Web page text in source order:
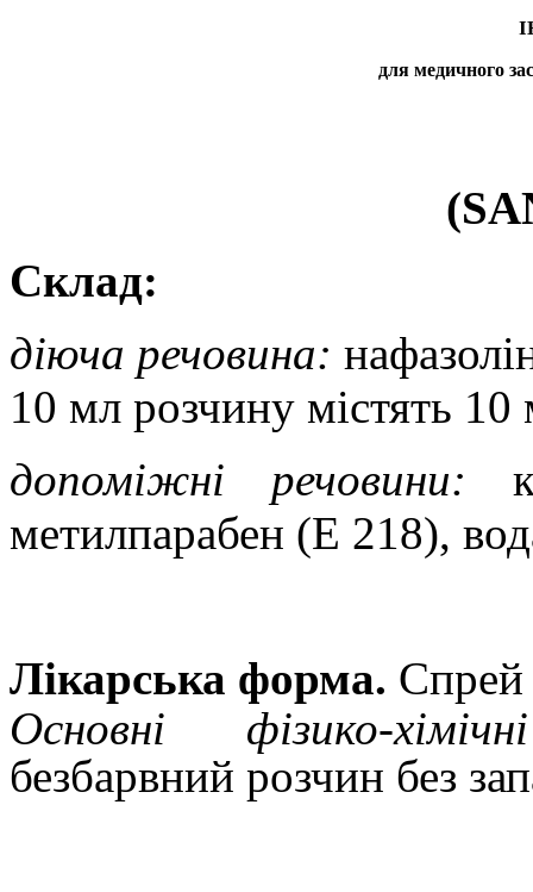
для медичного
Склад:
діюча речовина:
10 мл розчину містять 10
допоміжні речовини:
метилпарабен (Е 218),
Лікарська форма. Спрей
Основні фізико-
безбарвний розчин без